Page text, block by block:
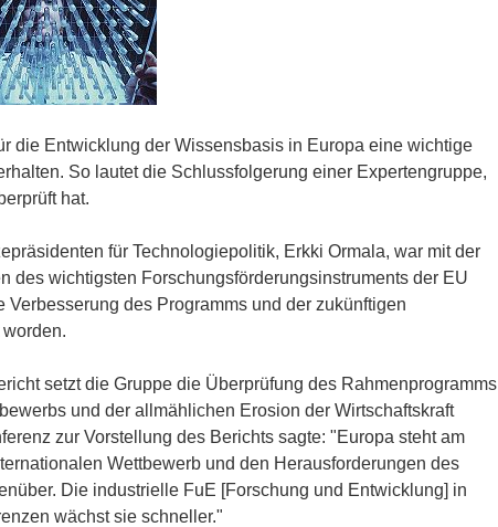
die Entwicklung der Wissensbasis in Europa eine wichtige
So lautet die Schlussfolgerung einer Expertengruppe,
hat.
für Technologiepolitik, Erkki Ormala, war mit der
des wichtigsten Forschungsförderungsinstruments der EU
des Programms und der zukünftigen
setzt die Gruppe die Überprüfung des Rahmenprogramms
und der allmählichen Erosion der Wirtschaftskraft
zur Vorstellung des Berichts sagte: "Europa steht am
Wettbewerb und den Herausforderungen des
Die industrielle FuE [Forschung und Entwicklung] in
wächst sie schneller."